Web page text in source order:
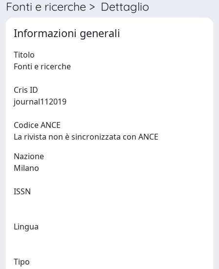
Fonti e ricerche > Dettaglio
Informazioni generali
Titolo
Cris ID
Codice ANCE
La rivista non è sincronizzata con ANCE
Nazione
ISSN
Lingua
Tipo